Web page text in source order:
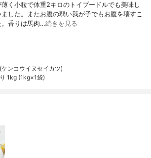
く小粒で体重2キロのトイプードルでも美味し
した。またお腹の弱い我が子でもお腹を壊すこ
。香りは馬肉…続きを見る
ンコウイヌセイカツ)
1kg (1kg×1袋)